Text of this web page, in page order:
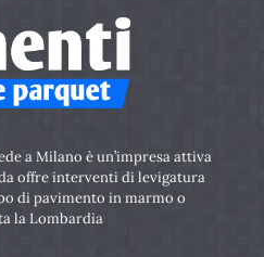
a Milano è un’impresa attiva
offre interventi di levigatura
di pavimento in marmo o
la Lombardia